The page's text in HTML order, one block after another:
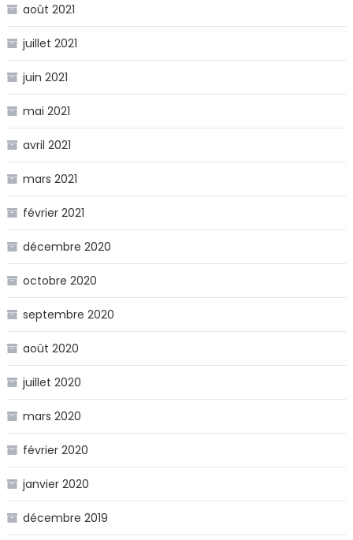
août 2021
juillet 2021
juin 2021
mai 2021
avril 2021
mars 2021
février 2021
décembre 2020
octobre 2020
septembre 2020
août 2020
juillet 2020
mars 2020
février 2020
janvier 2020
décembre 2019